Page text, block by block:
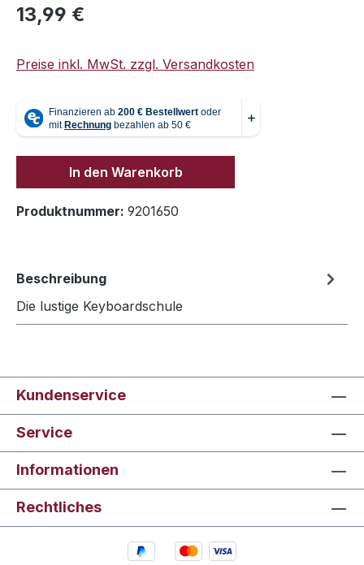
Regulärer Preis:
13,99 €
Preise inkl. MwSt. zzgl. Versandkosten
In den Warenkorb
Produktnummer: 9201650
Beschreibung
Die lustige Keyboardschule
Kundenservice
Service
Informationen
Rechtliches